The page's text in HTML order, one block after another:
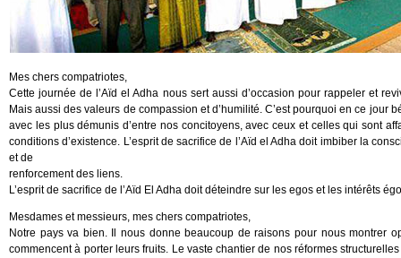
Mes chers compatriotes,
Cette journée de l’Aïd el Adha nous sert aussi d’occasion pour rappeler et
Mais aussi des valeurs de compassion et d’humilité. C’est pourquoi en ce
avec les plus démunis d’entre nos concitoyens, avec ceux et celles qui sont
conditions d’existence. L’esprit de sacrifice de l’Aïd el Adha doit imbiber la
et de
renforcement des liens.
L’esprit de sacrifice de l’Aïd El Adha doit déteindre sur les egos et les intérêts
Mesdames et messieurs, mes chers compatriotes,
Notre pays va bien. Il nous donne beaucoup de raisons pour nous montrer
commencent à porter leurs fruits. Le vaste chantier de nos réformes